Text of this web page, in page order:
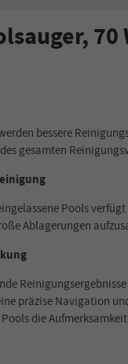
bessere
gesamten
Pools
Ablagerungen
präzise Navigation
die